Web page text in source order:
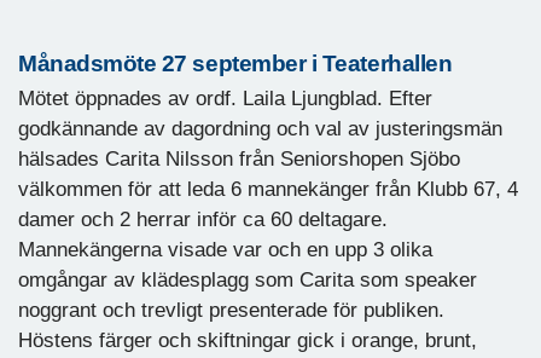
Månadsmöte 27 september i Teaterhallen
Mötet öppnades av ordf. Laila Ljungblad. Efter
godkännande av dagordning och val av justeringsmän
hälsades Carita Nilsson från Seniorshopen Sjöbo
välkommen för att leda 6 mannekänger från Klubb 67, 4
damer och 2 herrar inför ca 60 deltagare.
Mannekängerna visade var och en upp 3 olika
omgångar av klädesplagg som Carita som speaker
noggrant och trevligt presenterade för publiken.
Höstens färger och skiftningar gick i orange, brunt,